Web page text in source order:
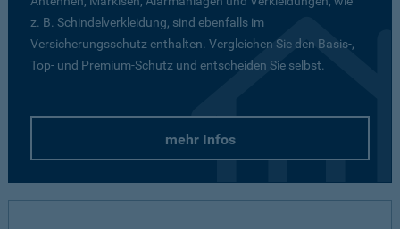
z. B. Schindelverkleidung, sind ebenfalls im
Versicherungsschutz enthalten. Vergleichen Sie den Basis-,
Top- und Premium-Schutz und entscheiden Sie selbst.
mehr Infos